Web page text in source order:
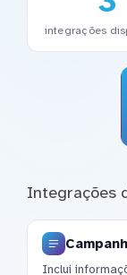
integrações
Integrações
Inclui